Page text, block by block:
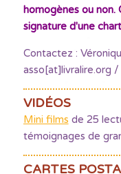
homogènes ou
signature d'une
Contactez :
asso[at]livralire.org
VIDÉOS
Mini films de 25
témoignages de
CARTES